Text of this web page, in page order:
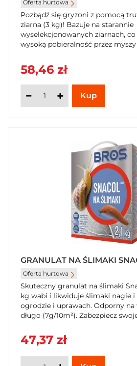
Oferta hurtowa
Pozbądź się gryzoni z pomocą
ziarna (3 kg)! Bazuje na starannie
wyselekcjonowanych ziarnach,
wysoką pobieralność przez myszy
deratyzacyjnych. Bezpieczeństwo
działania w walce ze szkodnikami.
SzybkiKoszyk.pl!
58,46 zł
GRANULAT NA ŚLIMAKI
Oferta hurtowa
Skuteczny granulat na ślimaki
kg wabi i likwiduje ślimaki nagie
ogrodzie i uprawach. Odporny na
długo (7g/10m²). Zabezpiecz
SzybkiKoszyk.pl!
47,37 zł